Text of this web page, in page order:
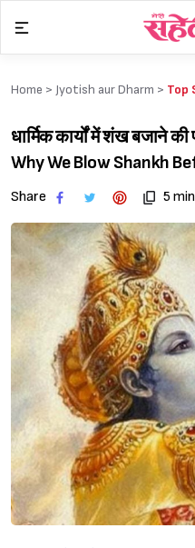
content
Home > Jyotish aur Dharm > Top
धार्मिक कार्यों में शंख बजाने
Why We Blow Shankh
Share 5